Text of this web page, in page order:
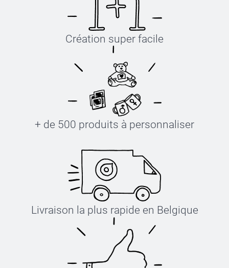
Création super facile
+ de 500 produits à personnaliser
Livraison la plus rapide en Belgique